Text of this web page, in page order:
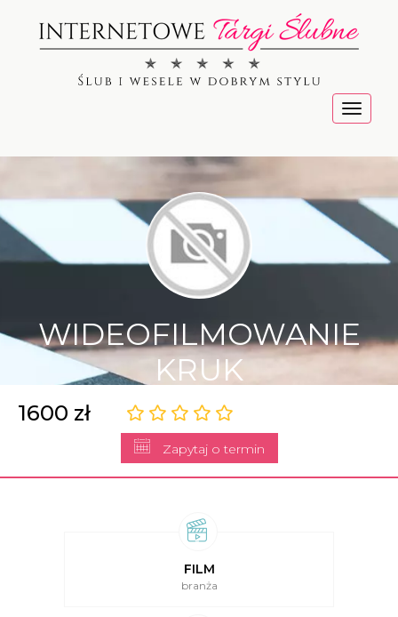
Menu
WIDEOFILMOWANIE
KRUK
1600 zł
Zapytaj o termin
FILM
branża